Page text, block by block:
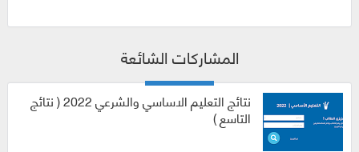
المشاركات الشائعة
نتائج التعليم الاساسي والشرعي 2022 ( نتائج
التاسع )